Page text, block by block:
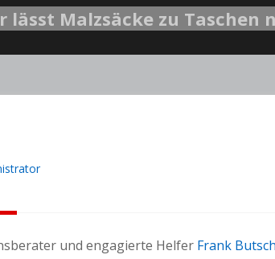
lässt Malzsäcke zu Taschen
und engagierte Helfer Frank